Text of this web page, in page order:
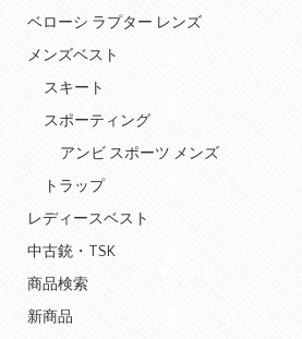
ベローシ ラプター レンズ
メンズベスト
スキート
スポーティング
アンビ スポーツ メンズ
トラップ
レディースベスト
中古銃・TSK
商品検索
新商品